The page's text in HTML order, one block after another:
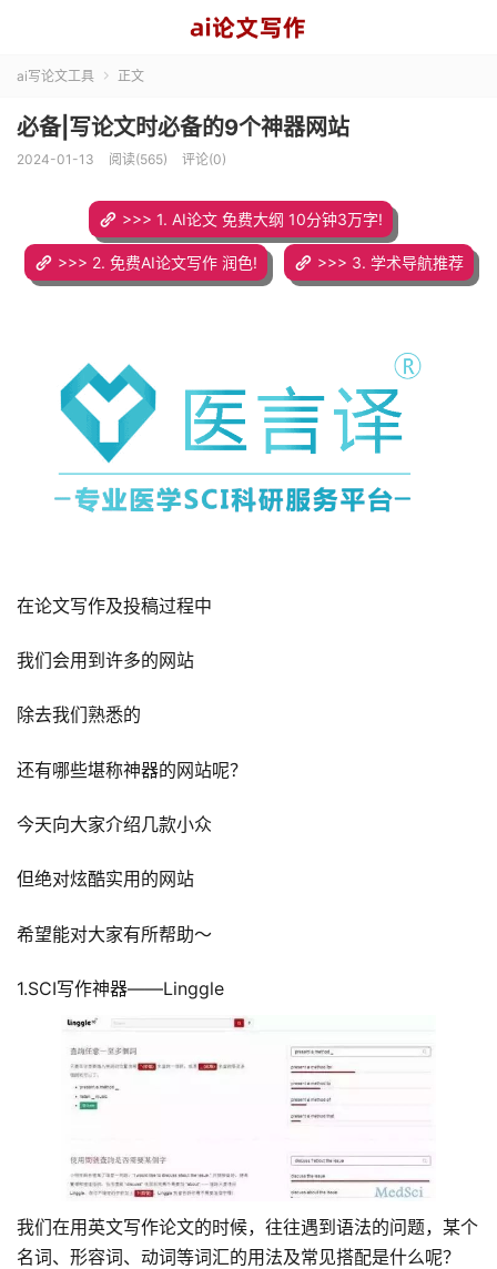
ai写论文工具  正文
必备|写论文时必备的9个神器网站
2024-01-13 阅读(565) 评论(0)
>>> 1. AI论文 免费大纲 10分钟3万字!
>>> 2. 免费AI论文写作 润色! >>> 3. 学术导航推荐
在论文写作及投稿过程中
我们会用到许多的网站
除去我们熟悉的
还有哪些堪称神器的网站呢？
今天向大家介绍几款小众
但绝对炫酷实用的网站
希望能对大家有所帮助～
1.SCI写作神器——Linggle
我们在用英文写作论文的时候，往往遇到语法的问题，某个
名词、形容词、动词等词汇的用法及常见搭配是什么呢？